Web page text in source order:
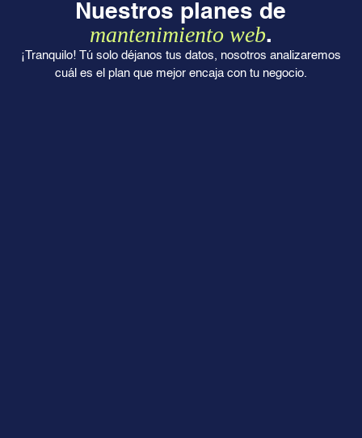
Nuestros planes de
mantenimiento web.
¡Tranquilo! Tú solo déjanos tus datos, nosotros analizaremos
cuál es el plan que mejor encaja con tu negocio.